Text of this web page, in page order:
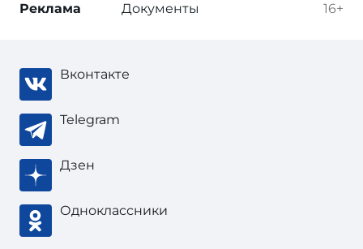
16+
Реклама Документы
Вконтакте
Telegram
Дзен
Одноклассники